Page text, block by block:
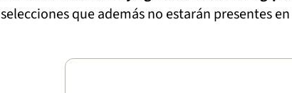
selecciones que además no estarán presentes